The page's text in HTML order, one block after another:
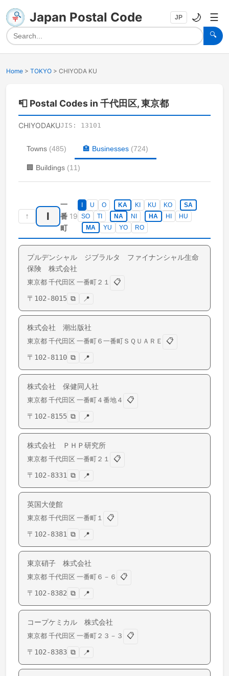
Japan Postal Code
🔍
JP 🌙 ☰
Home > TOKYO > CHIYODA KU
📮 Postal Codes in 千代田区, 東京都
CHIYODAKUJIS: 13101
Towns (485) 🏣 Businesses (724)
🏢 Buildings (11)
↑ I
一
番
町
19
I U O KA KI KU KO
SA
SO
TI NA NI HA HI
HU
MA
YU YO RO
プルデンシャル ジブラルタ ファイナンシャル生命
保険 株式会社
東京都 千代田区 一番町 ２１
📋
〒 102-8015 ⧉ 📍
株式会社 潮出版社
東京都 千代田区 一番町 ６一番町ＳＱＵＡＲＥ
📋
〒 102-8110 ⧉ 📍
株式会社 保健同人社
東京都 千代田区 一番町 ４番地４
📋
〒 102-8155 ⧉ 📍
株式会社 ＰＨＰ研究所
東京都 千代田区 一番町 ２１
📋
〒 102-8331 ⧉ 📍
英国大使館
東京都 千代田区 一番町 １
📋
〒 102-8381 ⧉ 📍
東京硝子 株式会社
東京都 千代田区 一番町 ６－６
📋
〒 102-8382 ⧉ 📍
コープケミカル 株式会社
東京都 千代田区 一番町 ２３－３
📋
〒 102-8383 ⧉ 📍